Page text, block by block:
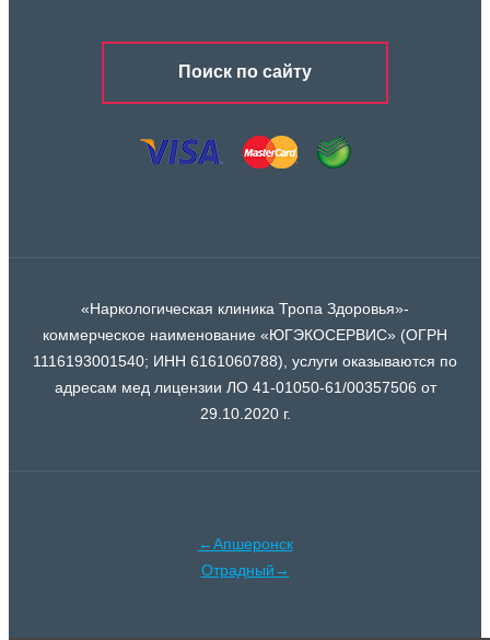
Поиск по сайту
«Наркологическая клиника Тропа Здоровья»-
коммерческое наименование «ЮГЭКОСЕРВИС» (ОГРН
1116193001540; ИНН 6161060788), услуги оказываются по
адресам мед лицензии ЛО 41-01050-61/00357506 от
29.10.2020 г.
←Апшеронск
Отрадный→